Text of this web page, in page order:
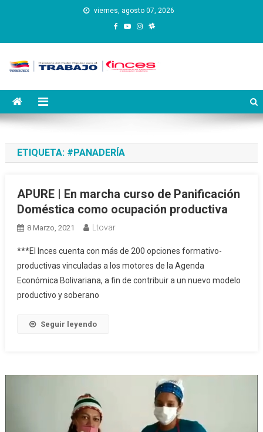
viernes, agosto 07, 2026
Instituto Nacional de
Capacitación y Educación
ETIQUETA: #PANADERÍA
APURE | En marcha curso de Panificación
Doméstica como ocupación productiva
8 Marzo, 2021 Ltovar
***El Inces cuenta con más de 200 opciones formativo-
productivas vinculadas a los motores de la Agenda
Económica Bolivariana, a fin de contribuir a un nuevo modelo
productivo y soberano
Seguir leyendo